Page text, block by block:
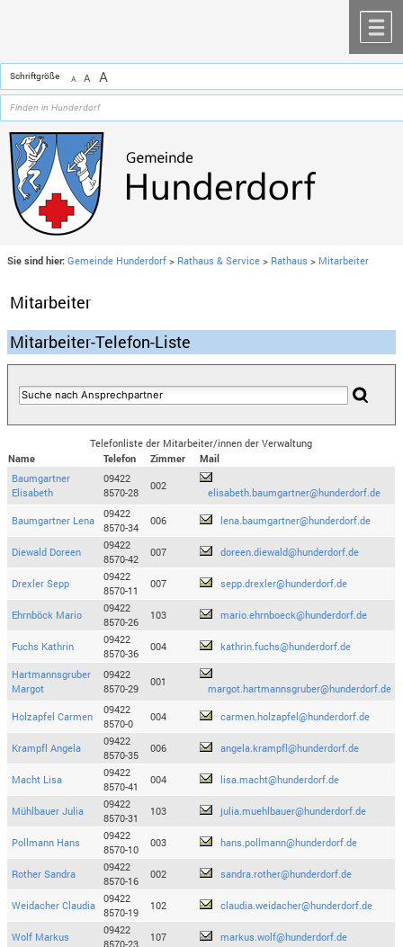
Schriftgröße A A A
Sie sind hier: Gemeinde Hunderdorf > Rathaus & Service > Rathaus > Mitarbeiter
Mitarbeiter
Mitarbeiter-Telefon-Liste
Telefonliste der Mitarbeiter/innen der Verwaltung
Name
Telefon Zimmer
Mail
Baumgartner
Elisabeth
09422
8570-28
002
elisabeth.baumgartner@hunderdorf.de
Baumgartner Lena
09422
8570-34
006 lena.baumgartner@hunderdorf.de
Diewald Doreen
09422
8570-42
007 doreen.diewald@hunderdorf.de
Drexler Sepp
09422
8570-11
007 sepp.drexler@hunderdorf.de
Ehrnböck Mario
09422
8570-26
103 mario.ehrnboeck@hunderdorf.de
Fuchs Kathrin
09422
8570-36
004 kathrin.fuchs@hunderdorf.de
Hartmannsgruber
Margot
09422
8570-29
001
margot.hartmannsgruber@hunderdorf.de
Holzapfel Carmen
09422
8570-0
004 carmen.holzapfel@hunderdorf.de
Krampfl Angela
09422
8570-35
006 angela.krampfl@hunderdorf.de
Macht Lisa
09422
8570-41
004 lisa.macht@hunderdorf.de
Mühlbauer Julia
09422
8570-31
103 julia.muehlbauer@hunderdorf.de
Pollmann Hans
09422
8570-10
003 hans.pollmann@hunderdorf.de
Rother Sandra
09422
8570-16
002 sandra.rother@hunderdorf.de
Weidacher Claudia
09422
8570-19
102 claudia.weidacher@hunderdorf.de
Wolf Markus
09422
8570-23
107 markus.wolf@hunderdorf.de